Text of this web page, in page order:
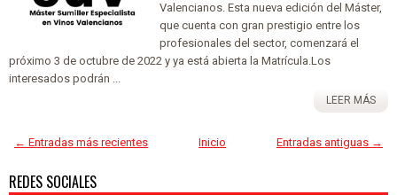
Valencianos. Esta nueva edición del Máster,
que cuenta con gran prestigio entre los
profesionales del sector, comenzará el
próximo 3 de octubre de 2022 y ya está abierta la Matrícula.Los
interesados podrán ...
LEER MÁS
← Entradas más recientes Entradas antiguas →
Inicio
REDES SOCIALES